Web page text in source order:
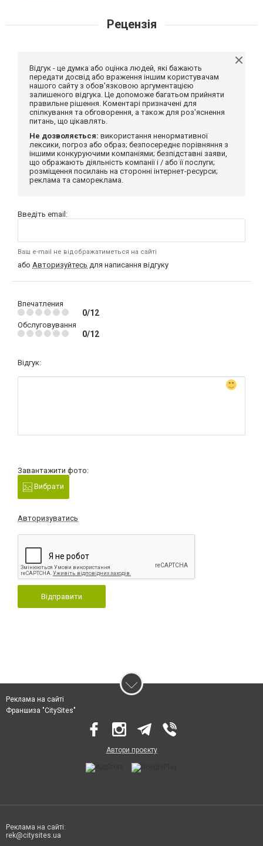
Рецензія
Відгук - це думка або оцінка людей, які бажають
передати досвід або враження іншим користувачам
нашого сайту з обов'язковою аргументацією
залишеного відгука. Це допоможе багатьом прийняти
правильне рішення. Коментарі призначені для
спілкування та обговорення, а також для роз'яснення
питань, що цікавлять.
Не дозволяється: використання ненормативної
лексики, погроз або образ; безпосереднє порівняння з
іншими конкуруючими компаніями; безпідставні заяви,
що ображають діяльність компанії і / або її послуги;
розміщення посилань на сторонні інтернет-ресурси;
реклама та самореклама.
Введіть email:
Ваш e-mail не відображатиметься на сайті
або Авторизуйтесь для написання відгуку
Впечатления
0/12
Обслуговування
0/12
Відгук:
Завантажити фото:
Вибрати
Авторизуватись
Відправити
Реклама на сайті
Франшиза "CitySites"
Автори проєкту
Реклама на сайті:
rek@citysites.ua